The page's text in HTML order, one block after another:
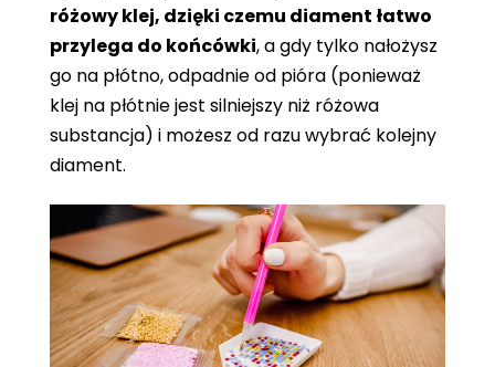
różowy klej, dzięki czemu diament łatwo
przylega do końcówki, a gdy tylko nałożysz
go na płótno, odpadnie od pióra (ponieważ
klej na płótnie jest silniejszy niż różowa
substancja) i możesz od razu wybrać kolejny
diament.